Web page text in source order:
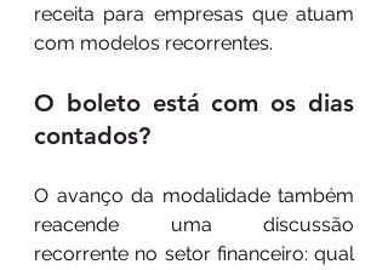
receita para empresas que atuam
com modelos recorrentes.
O boleto está com os dias
contados?
O avanço da modalidade também
reacende uma discussão
recorrente no setor financeiro: qual